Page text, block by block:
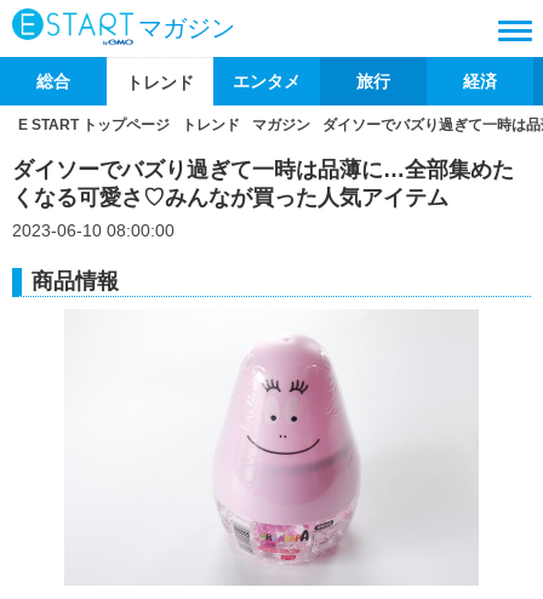
マガジン
総合 トレンド エンタメ 旅行 経済
E START トップページ トレンド マガジン ダイソーでバズり過ぎて一時は
ダイソーでバズり過ぎて一時は品薄に…全部集めた
くなる可愛さ♡みんなが買った人気アイテム
2023-06-10 08:00:00
商品情報